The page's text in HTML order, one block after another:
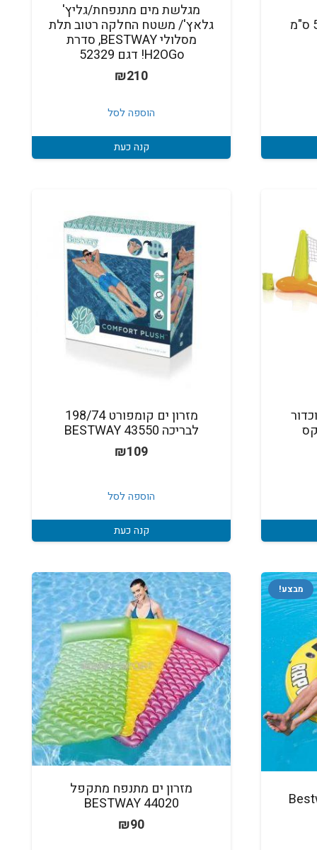
כדור ים מצוייר בינוני 51 ס"מ
מגלשת מים מתנפחת/גליץ'
גלאץ'/ משטח החלקה רטוב תלת
מסלולי BESTWAY, סדרת
H2OGo! דגם 52329
₪210
הוספה לסל
קנה כעת
מזרון ים קומפורט 198/74
לבריכה BESTWAY 43550
₪109
הוספה לסל
קנה כעת
מבצע!
מזרון ים מתנפח מתקפל
BESTWAY 44020
₪90